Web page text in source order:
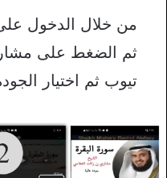
من خلال الدخول على
ثم الضغط على
تيوب ثم اختيار